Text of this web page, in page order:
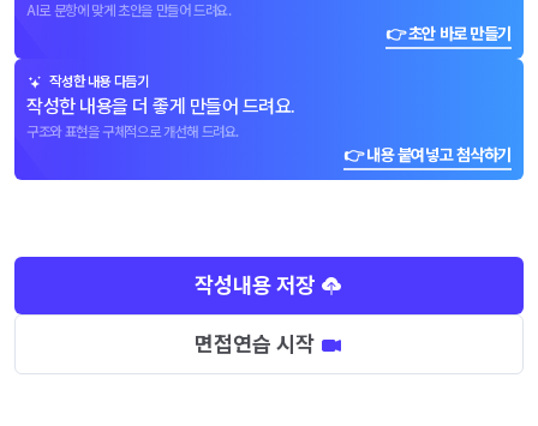
AI로 문항에 맞게 초안을 만들어 드려요.
👉 초안 바로 만들기
작성한 내용 다듬기
작성한 내용을 더 좋게 만들어 드려요.
구조와 표현을 구체적으로 개선해 드려요.
👉 내용 붙여넣고 첨삭하기
작성내용 저장
면접연습 시작